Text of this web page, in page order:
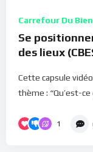
Carrefour Du
Se
des lieux
Cette capsule
thème : “Qu’est-ce
1